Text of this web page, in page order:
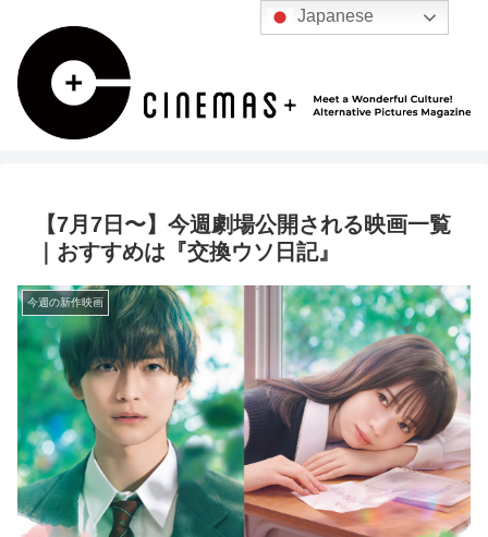
【7月7日〜】今週劇場公開される映画一覧
｜おすすめは『交換ウソ日記』
今週の新作映画
Japanese